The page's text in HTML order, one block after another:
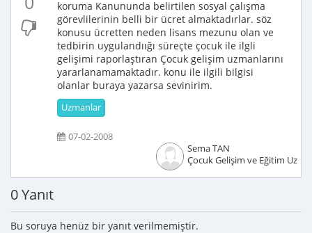
koruma Kanununda belirtilen sosyal çalışma
görevlilerinin belli bir ücret almaktadırlar. söz
konusu ücretten neden lisans mezunu olan ve
tedbirin uygulandıığı süreçte çocuk ile ilgli
gelişimi raporlaştıran Çocuk gelişim uzmanlarını
yararlanamamaktadır. konu ile ilgili bilgisi
olanlar buraya yazarsa sevinirim.
Uzmanlar
07-02-2008
Sema TAN
Çocuk Gelişim ve Eğitim
0 Yanıt
Bu soruya henüz bir yanıt verilmemiştir.